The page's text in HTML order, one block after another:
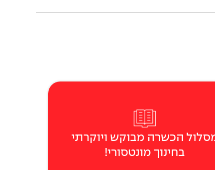
הכשרה מבוקש ויוקרתי
בחינוך מונטסורי!